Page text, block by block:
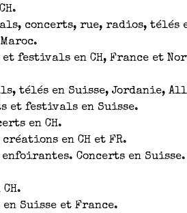
concerts, rue, radios, télés
festivals en CH, France et
télés en Suisse, Jordanie,
et festivals en Suisse.
en CH.
en CH et FR.
Concerts en Suisse.
Suisse et France.